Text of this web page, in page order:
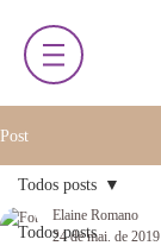
Post
Todos posts
Todos posts
Elaine Romano
24 de mai. de 2019